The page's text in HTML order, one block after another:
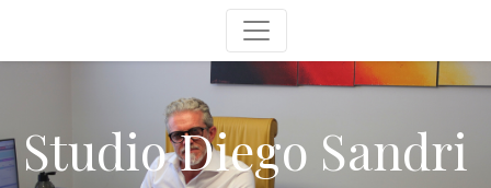
Studio Diego Sandri